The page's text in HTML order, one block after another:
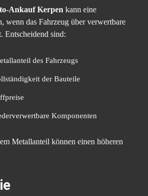
Ankauf Kerpen kann eine
wenn das Fahrzeug über verwertbare
Entscheidend sind:
des Fahrzeugs
der Bauteile
Komponenten
Metallanteil können einen höheren